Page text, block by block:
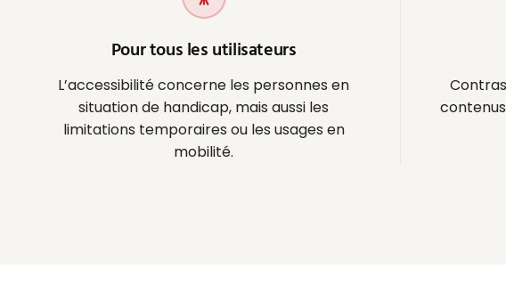
Pour tous les utilisateurs
L’accessibilité concerne les personnes en
situation de handicap, mais aussi les
limitations temporaires ou les usages en
mobilité.